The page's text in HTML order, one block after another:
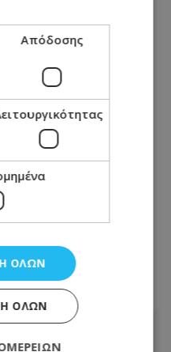
η Ιερά
χρόνια
το
Απόδοσης
ΌΛΩΝ
ΌΛΩΝ